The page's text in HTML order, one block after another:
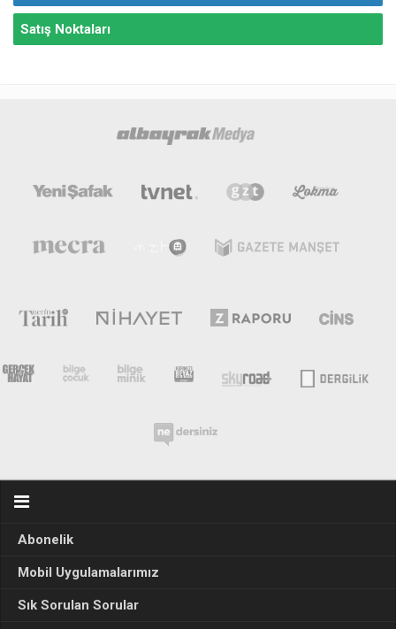
Satış Noktaları
Abonelik
Mobil Uygulamalarımız
Sık Sorulan Sorular